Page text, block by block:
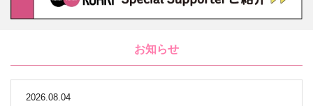
お知らせ
2026.08.04